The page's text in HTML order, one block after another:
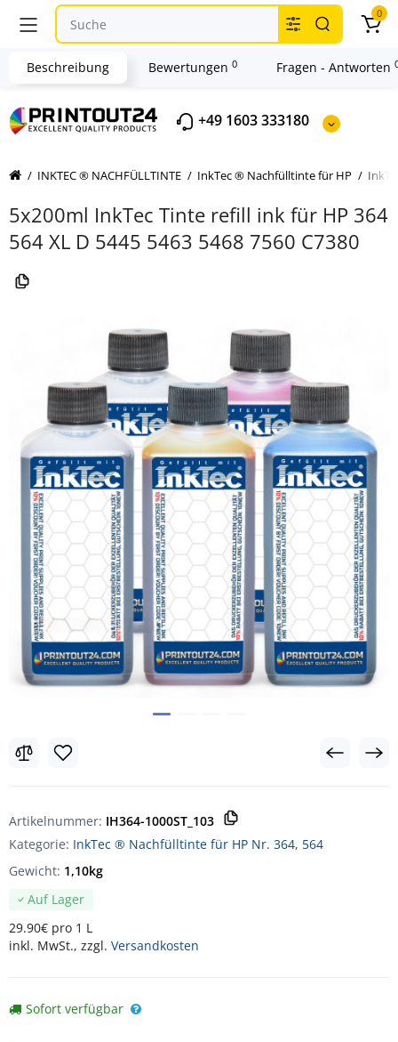
+49 1603 333180
0
INKTEC ® NACHFÜLLTINTE InkTec ® Nachfülltinte für HP
5x200ml InkTec Tinte refill ink für HP 364
564 XL D 5445 5463 5468 7560 C7380
Artikelnummer: IH364-1000ST_103
Kategorie: InkTec ® Nachfülltinte für HP Nr. 364, 564
Auf Lager
29.90€ pro 1 L
inkl. MwSt., zzgl. Versandkosten
Gewicht: 1,10kg
Sofort verfügbar
Beschreibung Bewertungen 0 Fragen - Antworten